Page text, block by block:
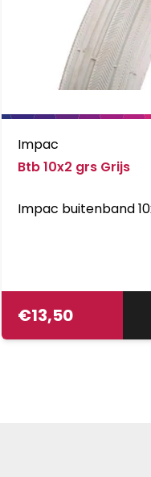
Impac
Btb 10x2 grs Grijs
Impac buitenband
€13,50